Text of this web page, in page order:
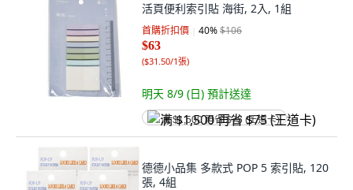
活頁便利索引貼 海街, 2入, 1組
首購折扣價 40%$106
$63
($31.50/1張)
明天 8/9 (日) 預計送達
满 $1,500 再省 $75 (王道卡)
德德小品集 多款式 POP 5 索引貼, 120
張, 4組